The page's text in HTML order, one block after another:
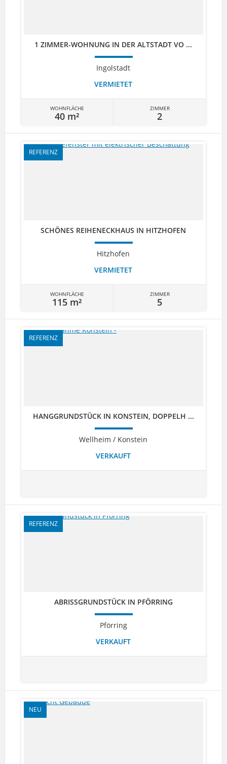
1 ZIMMER-WOHNUNG IN DER ALTSTADT VO ...
Ingolstadt
VERMIETET
WOHNFLÄCHE
40 m²
ZIMMER
2
REFERENZ
SCHÖNES REIHENECKHAUS IN HITZHOFEN
Hitzhofen
VERMIETET
WOHNFLÄCHE
115 m²
ZIMMER
5
REFERENZ
HANGGRUNDSTÜCK IN KONSTEIN, DOPPELH ...
Wellheim / Konstein
VERKAUFT
REFERENZ
ABRISSGRUNDSTÜCK IN PFÖRRING
Pförring
VERKAUFT
NEU